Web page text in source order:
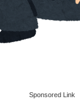
Sponsored Link